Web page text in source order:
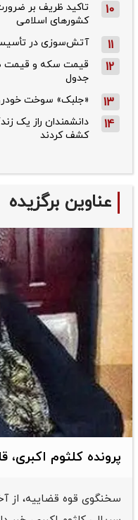
10
تاکید ظریف بر
کشورهای اسلامی
11 آتش‌سوزی در
12
جدول
13 «جلبک» سوخت
14
دانشمندان راز یک
کشف کردند
عناوین برگزیده
پرونده کلثوم اکبری،
سخنگوی قوه قضاییه، از